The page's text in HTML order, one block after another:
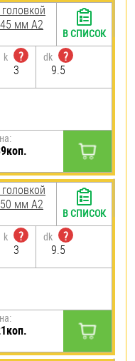
мм А2
k
?
3
dk
?
9.5
В СПИСОК
мм А2
k
?
3
dk
?
9.5
В СПИСОК